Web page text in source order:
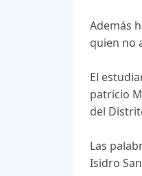
Además
quien no
El
patricio
del
Las
Isidro